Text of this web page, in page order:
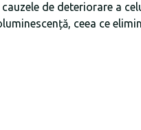
de deteriorare a
ceea ce